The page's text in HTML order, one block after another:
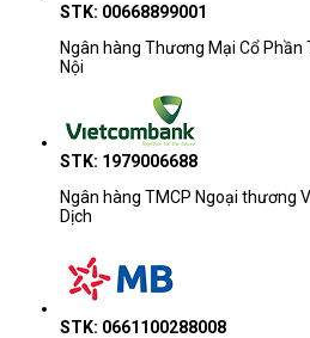
STK: 00668899001
Ngân hàng Thương Mại Cổ Phần
Nội
STK: 1979006688
Ngân hàng TMCP Ngoại thương
Dịch
STK: 0661100288008